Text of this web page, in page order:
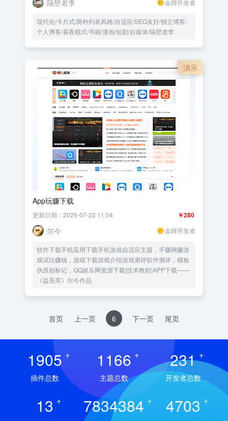
隔壁老李 金牌开发者
现代化/卡片式/两种列表风格/自适应/SEO友好/独立博客/
个人博客/昼夜模式/书籍/漫画/短剧/自媒体/隔壁老李
演示
App玩赚下载
￥280
更新日期：2026-07-22 11:04
尔今 金牌开发者
软件下载手机应用下载手机游戏自适应主题，手赚网赚游
戏试玩赚钱，游戏下载游戏介绍游戏测评软件测评，模板
伪原创标记，QQ娱乐网资源下载|技术教程|APP下载——
《益吾库》尔今作品
首页 上一页 6 下一页 尾页
1905 +
插件总数
1166 +
主题总数
231 +
开发者总数
13 + 7834384 + 4703 +